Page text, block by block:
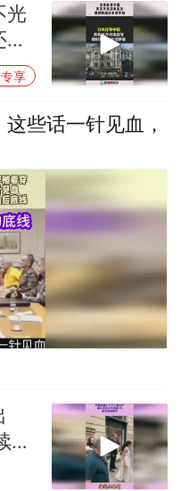
光
享
些话一针见血，
7